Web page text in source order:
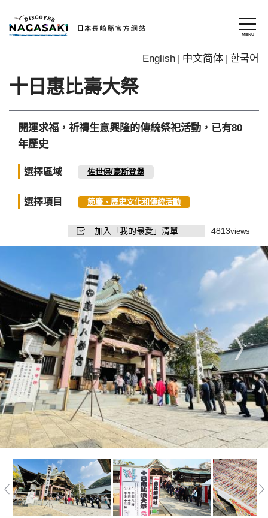
English 中文简体 한국어
十日惠比壽大祭
開運求福，祈禱生意興隆的傳統祭祀活動，已有80
年歷史
選擇區域 佐世保/豪斯登堡
選擇項目 節慶、歷史文化和傳統活動
加入「我的最愛」清單 4813views